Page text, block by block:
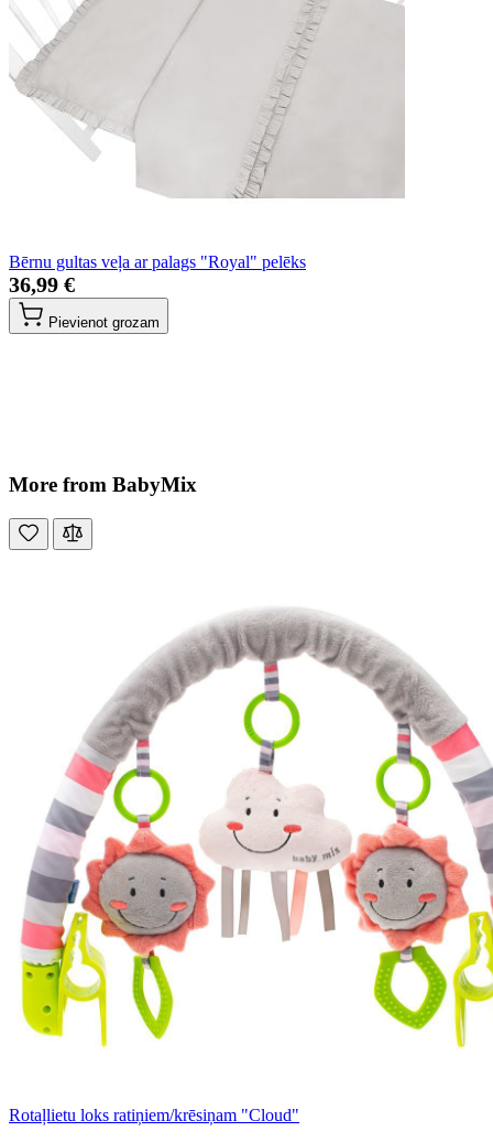
Bērnu gultas veļa ar palags "Royal" pelēks
36,99 €
Pievienot grozam
More from BabyMix
Rotaļlietu loks ratiņiem/krēsiņam "Cloud"